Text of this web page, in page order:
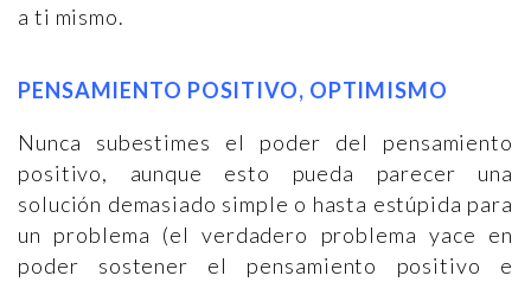
a ti mismo.
PENSAMIENTO POSITIVO, OPTIMISMO
Nunca subestimes el poder del pensamiento
positivo, aunque esto pueda parecer una
solución demasiado simple o hasta estúpida para
un problema (el verdadero problema yace en
poder sostener el pensamiento positivo e